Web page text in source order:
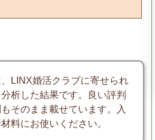
LINX婚活クラブに寄せられ
析した結果です。良い評判
そのまま載せています。入
料にお使いください。